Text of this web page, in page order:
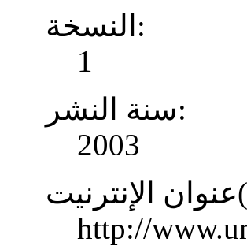
النسخة:
1
سنة النشر:
2003
عنوان الإنترنيت(
http://